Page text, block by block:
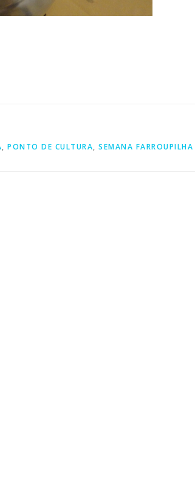
, PONTO DE CULTURA, SEMANA FARROUPILHA